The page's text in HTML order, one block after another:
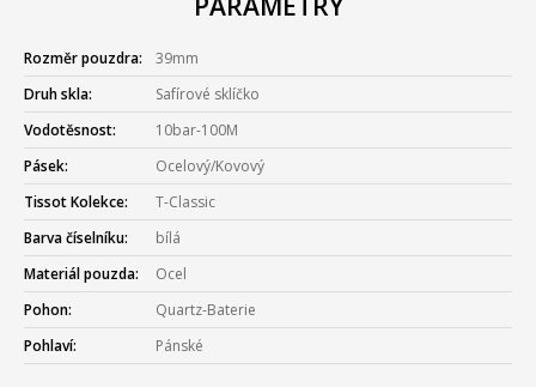
Rozměr pouzdra:
39mm
Druh skla:
Safírové sklíčko
Vodotěsnost:
10bar-100M
Pásek:
Ocelový/Kovový
Tissot Kolekce:
T-Classic
Barva číselníku:
bílá
Materiál pouzda:
Ocel
Pohon:
Quartz-Baterie
Pohlaví:
Pánské